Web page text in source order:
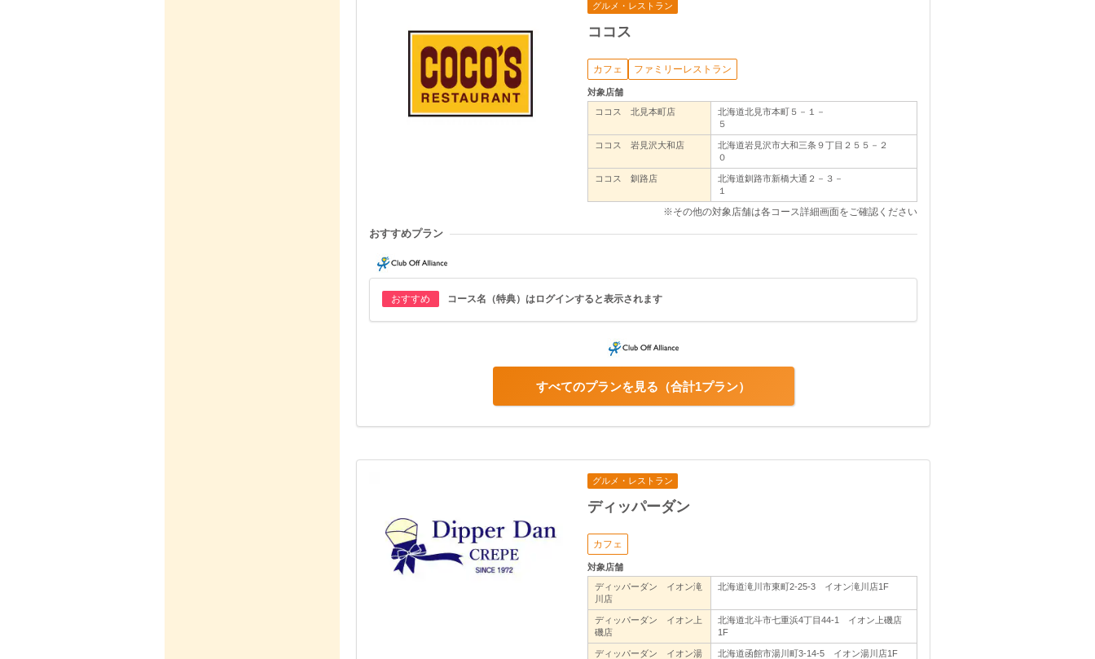
グルメ・レストラン
ココス
カフェ ファミリーレストラン
対象店舗
ココス 北見本町店
北海道北見市本町５－１－
５
ココス 岩見沢大和店
北海道岩見沢市大和三条９丁目２５５－２
０
ココス 釧路店
北海道釧路市新橋大通２－３－
１
※その他の対象店舗は各コース詳細画面をご確認ください
おすすめプラン
おすすめ コース名（特典）はログインすると表示されます
合計1プラン
すべてのプランを見る
グルメ・レストラン
ディッパーダン
カフェ
対象店舗
ディッパーダン イオン滝
川店
北海道滝川市東町2-25-3 イオン滝川店1F
ディッパーダン イオン上
磯店
北海道北斗市七重浜4丁目44-1 イオン上磯店
1F
ディッパーダン イオン湯
北海道函館市湯川町3-14-5 イオン湯川店1F